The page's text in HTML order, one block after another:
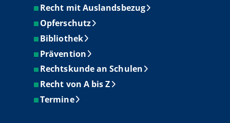
Recht mit Auslandsbezug
Opferschutz
Bibliothek
Prävention
Rechtskunde an Schulen
Recht von A bis Z
Termine